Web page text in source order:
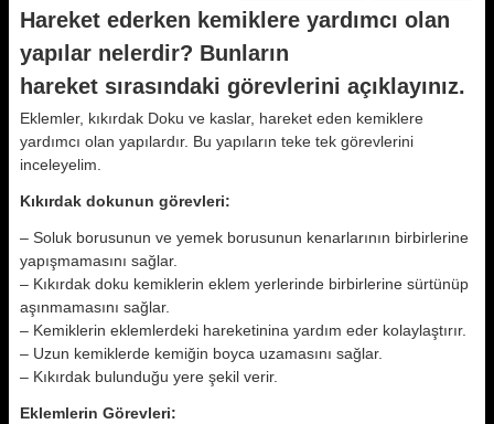
Hareket ederken kemiklere yardımcı olan
yapılar nelerdir? Bunların
hareket sırasındaki görevlerini açıklayınız.
Eklemler, kıkırdak Doku ve kaslar, hareket eden kemiklere
yardımcı olan yapılardır. Bu yapıların teke tek görevlerini
inceleyelim.
Kıkırdak dokunun görevleri:
– Soluk borusunun ve yemek borusunun kenarlarının birbirlerine
yapışmamasını sağlar.
– Kıkırdak doku kemiklerin eklem yerlerinde birbirlerine sürtünüp
aşınmamasını sağlar.
– Kemiklerin eklemlerdeki hareketinina yardım eder kolaylaştırır.
– Uzun kemiklerde kemiğin boyca uzamasını sağlar.
– Kıkırdak bulunduğu yere şekil verir.
Eklemlerin Görevleri: